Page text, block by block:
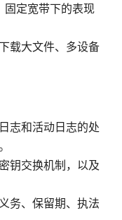
定宽带下的表现
载大文件、多设备
志和活动日志的处
钥交换机制，以及
务、保留期、执法